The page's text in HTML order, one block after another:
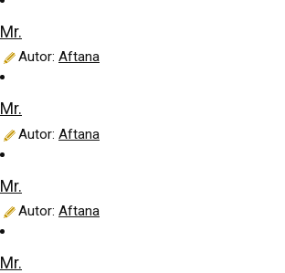
Mr.
Autor: Aftana
Mr.
Autor: Aftana
Mr.
Autor: Aftana
Mr.